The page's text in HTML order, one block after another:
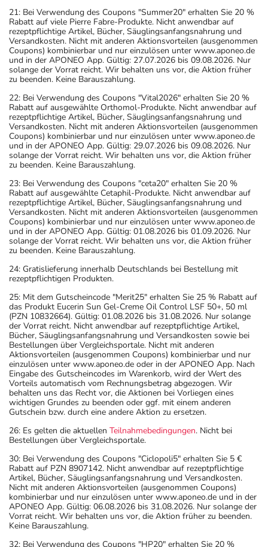
21: Bei Verwendung des Coupons "Summer20" erhalten Sie 20 %
Rabatt auf viele Pierre Fabre-Produkte. Nicht anwendbar auf
rezeptpflichtige Artikel, Bücher, Säuglingsanfangsnahrung und
Versandkosten. Nicht mit anderen Aktionsvorteilen (ausgenommen
Coupons) kombinierbar und nur einzulösen unter www.aponeo.de
und in der APONEO App. Gültig: 27.07.2026 bis 09.08.2026. Nur
solange der Vorrat reicht. Wir behalten uns vor, die Aktion früher
zu beenden. Keine Barauszahlung.
22: Bei Verwendung des Coupons "Vital2026" erhalten Sie 20 %
Rabatt auf ausgewählte Orthomol-Produkte. Nicht anwendbar auf
rezeptpflichtige Artikel, Bücher, Säuglingsanfangsnahrung und
Versandkosten. Nicht mit anderen Aktionsvorteilen (ausgenommen
Coupons) kombinierbar und nur einzulösen unter www.aponeo.de
und in der APONEO App. Gültig: 29.07.2026 bis 09.08.2026. Nur
solange der Vorrat reicht. Wir behalten uns vor, die Aktion früher
zu beenden. Keine Barauszahlung.
23: Bei Verwendung des Coupons "ceta20" erhalten Sie 20 %
Rabatt auf ausgewählte Cetaphil-Produkte. Nicht anwendbar auf
rezeptpflichtige Artikel, Bücher, Säuglingsanfangsnahrung und
Versandkosten. Nicht mit anderen Aktionsvorteilen (ausgenommen
Coupons) kombinierbar und nur einzulösen unter www.aponeo.de
und in der APONEO App. Gültig: 01.08.2026 bis 01.09.2026. Nur
solange der Vorrat reicht. Wir behalten uns vor, die Aktion früher
zu beenden. Keine Barauszahlung.
24: Gratislieferung innerhalb Deutschlands bei Bestellung mit
rezeptpflichtigen Produkten.
25: Mit dem Gutscheincode "Merit25" erhalten Sie 25 % Rabatt auf
das Produkt Eucerin Sun Gel-Creme Oil Control LSF 50+, 50 ml
(PZN 10832664). Gültig: 01.08.2026 bis 31.08.2026. Nur solange
der Vorrat reicht. Nicht anwendbar auf rezeptpflichtige Artikel,
Bücher, Säuglingsanfangsnahrung und Versandkosten sowie bei
Bestellungen über Vergleichsportale. Nicht mit anderen
Aktionsvorteilen (ausgenommen Coupons) kombinierbar und nur
einzulösen unter www.aponeo.de oder in der APONEO App. Nach
Eingabe des Gutscheincodes im Warenkorb, wird der Wert des
Vorteils automatisch vom Rechnungsbetrag abgezogen. Wir
behalten uns das Recht vor, die Aktionen bei Vorliegen eines
wichtigen Grundes zu beenden oder ggf. mit einem anderen
Gutschein bzw. durch eine andere Aktion zu ersetzen.
26: Es gelten die aktuellen Teilnahmebedingungen. Nicht bei
Bestellungen über Vergleichsportale.
30: Bei Verwendung des Coupons "Ciclopoli5" erhalten Sie 5 €
Rabatt auf PZN 8907142. Nicht anwendbar auf rezeptpflichtige
Artikel, Bücher, Säuglingsanfangsnahrung und Versandkosten.
Nicht mit anderen Aktionsvorteilen (ausgenommen Coupons)
kombinierbar und nur einzulösen unter www.aponeo.de und in der
APONEO App. Gültig: 06.08.2026 bis 31.08.2026. Nur solange der
Vorrat reicht. Wir behalten uns vor, die Aktion früher zu beenden.
Keine Barauszahlung.
32: Bei Verwendung des Coupons "HP20" erhalten Sie 20 %